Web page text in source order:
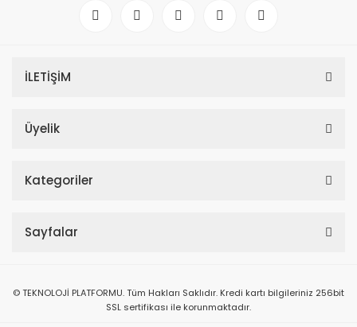
İLETİŞİM
Üyelik
Kategoriler
Sayfalar
© TEKNOLOJİ PLATFORMU. Tüm Hakları Saklıdır. Kredi kartı bilgileriniz 256bit
SSL sertifikası ile korunmaktadır.